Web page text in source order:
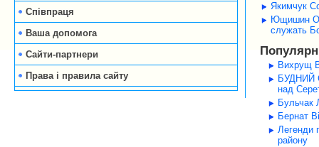
Співпраця
Ваша допомога
Сайти-партнери
Права і правила сайту
Якимчук
Ющишин
служать
Вихрущ
БУДНИЙ
над
Бульчак
Бернат
Легенди
району